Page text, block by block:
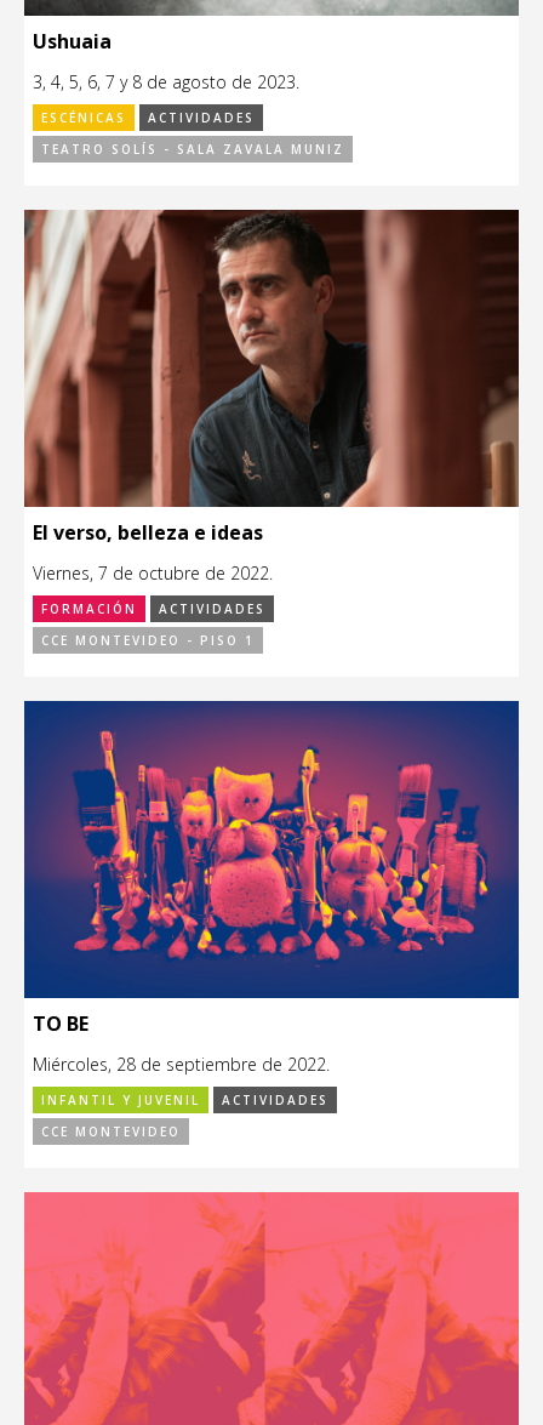
Ushuaia
3, 4, 5, 6, 7 y 8 de agosto de 2023.
ESCÉNICAS
ACTIVIDADES
TEATRO SOLÍS - SALA ZAVALA MUNIZ
El verso, belleza e ideas
Viernes, 7 de octubre de 2022.
FORMACIÓN
ACTIVIDADES
CCE MONTEVIDEO - PISO 1
TO BE
Miércoles, 28 de septiembre de 2022.
INFANTIL Y JUVENIL
ACTIVIDADES
CCE MONTEVIDEO